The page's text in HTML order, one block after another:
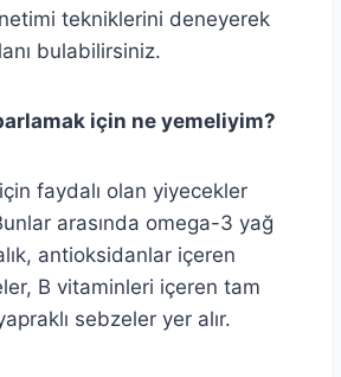
tekniklerini deneyerek
bulabilirsiniz.
için ne yemeliyim?
için faydalı olan yiyecekler
arasında omega-3 yağ
antioksidanlar içeren
B vitaminleri içeren tam
sebzeler yer alır.